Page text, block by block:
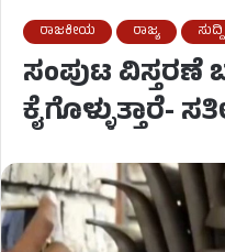
ರಾಜಕೀಯ ರಾಜ್ಯ ಸುದ್ದಿ
ಸಂಪುಟ ವಿಸ್ತರಣೆ
ಕೈಗೊಳ್ಳುತ್ತಾರೆ-